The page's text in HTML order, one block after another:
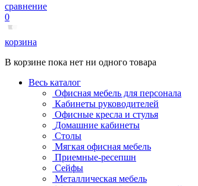
сравнение
0
корзина
В корзине пока нет ни одного товара
Весь каталог
Офисная мебель для персонала
Кабинеты руководителей
Офисные кресла и стулья
Домашние кабинеты
Столы
Мягкая офисная мебель
Приемные-ресепшн
Сейфы
Металлическая мебель